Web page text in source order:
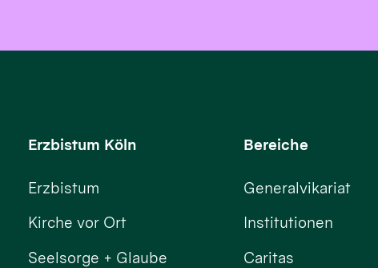
Erzbistum Köln
Erzbistum
Kirche vor Ort
Seelsorge + Glaube
Bereiche
Generalvikariat
Institutionen
Caritas